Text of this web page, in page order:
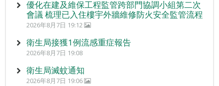
優化在建及維保工程監管跨部門協調小組第二次
會議 梳理已入住樓宇外牆維修防火安全監管流程
2026年8月7日 19:12
衛生局接獲1例流感重症報告
2026年8月7日 19:08
衛生局滅蚊通知
2026年8月7日 19:06